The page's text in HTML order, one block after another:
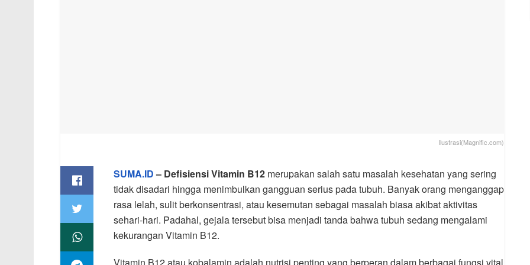
Ilustrasi(Magnific.com)
SUMA.ID– Defisiensi Vitamin B12 merupakan salah satu masalah kesehatan yang sering
tidak disadari hingga menimbulkan gangguan serius pada tubuh. Banyak orang menganggap
rasa lelah, sulit berkonsentrasi, atau kesemutan sebagai masalah biasa akibat aktivitas
sehari-hari. Padahal, gejala tersebut bisa menjadi tanda bahwa tubuh sedang mengalami
kekurangan Vitamin B12.